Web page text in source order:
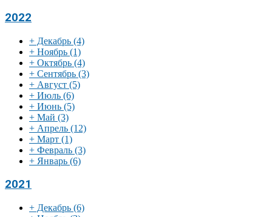
2022
+ Декабрь (4)
+ Ноябрь (1)
+ Октябрь (4)
+ Сентябрь (3)
+ Август (5)
+ Июль (6)
+ Июнь (5)
+ Май (3)
+ Апрель (12)
+ Март (1)
+ Февраль (3)
+ Январь (6)
2021
+ Декабрь (6)